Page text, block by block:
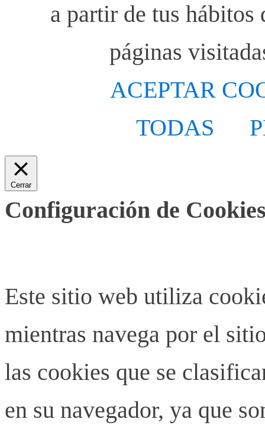
a partir de tus
páginas
ACEPTAR
TODAS
Cerrar
Configuración de
Este sitio web utiliza
mientras navega por el
las cookies que se
en su navegador, ya que